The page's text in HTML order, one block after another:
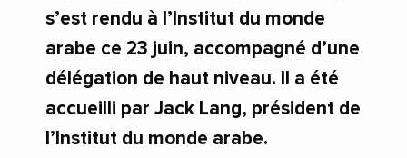
s’est rendu à l’Institut du monde
arabe ce 23 juin, accompagné d’une
délégation de haut niveau. Il a été
accueilli par Jack Lang, président de
l’Institut du monde arabe.